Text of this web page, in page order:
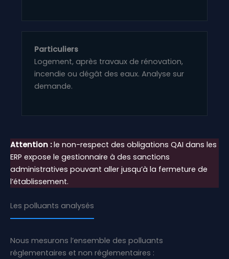
Particuliers
Logement, après travaux de rénovation,
incendie ou dégât des eaux. Analyse sur
demande.
Attention :le non-respect des obligations QAI dans les
ERP expose le gestionnaire à des sanctions
administratives pouvant aller jusqu’à la fermeture de
l’établissement.
Les polluants analysés
Nous mesurons l’ensemble des polluants
réglementaires et non réglementaires :